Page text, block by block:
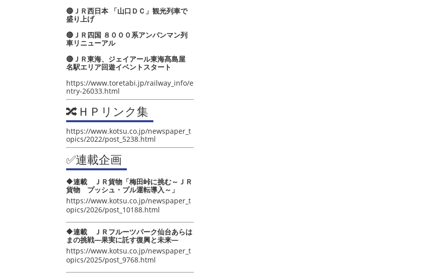
🔴ＪＲ西日本 「山口ＤＣ」観光列車で
盛り上げ
🔴ＪＲ四国 ８０００系アンパンマン列
車リニューアル
🔴ＪＲ東海、ジェイアール東海髙島屋
名駅エリア回遊イベントスタート
https://www.toretabi.jp/railway_info/e
ntry-26033.html
🔀ＨＰリンク集
https://www.kotsu.co.jp/newspaper_t
opics/2022/post_5238.html
✅連載企画
🔶連載 ＪＲ貨物「梅田峠に挑む～ＪＲ
貨物 プッシュ・プル運転導入～」
https://www.kotsu.co.jp/newspaper_t
opics/2026/post_10188.html
🔶連載 ＪＲフルーツパーク仙台あらは
まの挑戦―果実に託す復興と未来―
https://www.kotsu.co.jp/newspaper_t
opics/2025/post_9768.html